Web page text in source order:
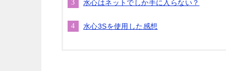
水心はネットでしか手に入らない？
水心3Sを使用した感想